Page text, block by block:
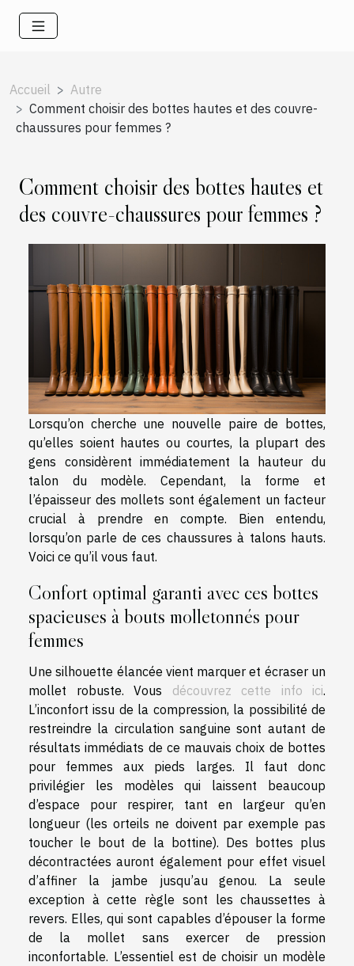
Accueil
Autre
Comment choisir des bottes hautes et des couvre-
chaussures pour femmes ?
Comment choisir des bottes hautes et
des couvre-chaussures pour femmes ?
Lorsqu’on cherche une nouvelle paire de bottes,
qu’elles soient hautes ou courtes, la plupart des
gens considèrent immédiatement la hauteur du
talon du modèle. Cependant, la forme et
l’épaisseur des mollets sont également un facteur
crucial à prendre en compte. Bien entendu,
lorsqu’on parle de ces chaussures à talons hauts.
Voici ce qu’il vous faut.
Confort optimal garanti avec ces bottes
spacieuses à bouts molletonnés pour
femmes
Une silhouette élancée vient marquer et écraser un
mollet robuste. Vous découvrez cette info ici.
L’inconfort issu de la compression, la possibilité de
restreindre la circulation sanguine sont autant de
résultats immédiats de ce mauvais choix de bottes
pour femmes aux pieds larges. Il faut donc
privilégier les modèles qui laissent beaucoup
d’espace pour respirer, tant en largeur qu’en
longueur (les orteils ne doivent par exemple pas
toucher le bout de la bottine). Des bottes plus
décontractées auront également pour effet visuel
d’affiner la jambe jusqu’au genou. La seule
exception à cette règle sont les chaussettes à
revers. Elles, qui sont capables d’épouser la forme
de la mollet sans exercer de pression
inconfortable. L’essentiel est de choisir un modèle